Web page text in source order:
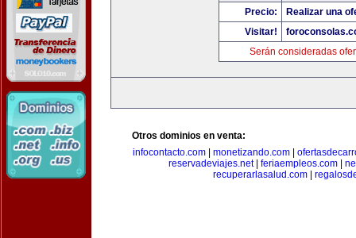
Precio:
Realizar una
Visitar!
Serán consideradas
Otros dominios en venta:
infocontacto.com
monetizando.com
reservadeviajes.net| feriaempleos.com
recuperarlasalud.com